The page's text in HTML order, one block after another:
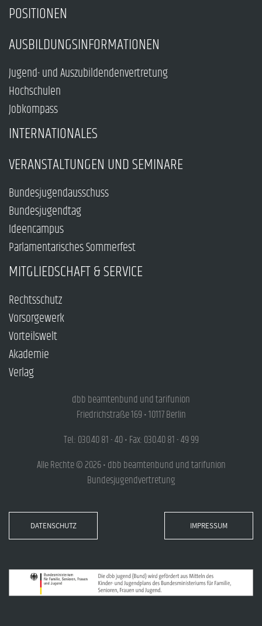
POSITIONEN
AUSBILDUNGSINFORMATIONEN
Jugend- und Auszubildendenvertretung
Hochschulen
Jobkompass
INTERNATIONALES
VERANSTALTUNGEN UND SEMINARE
Bundesjugendausschuss
Bundesjugendtag
Ideencampus
Parlamentarisches Sommerfest
MITGLIEDSCHAFT & SERVICE
Rechtsschutz
Vorsorgewerk
Vorteilswelt
Akademie
Verlag
dbb beamtenbund und tarifunion
Friedrichstraße 169 • 10117 Berlin
Tel.: 030.40 81 - 40 • Fax: 030.40 81 - 49 99
Alle Rechte © 2026 • dbb beamtenbund und tarifunion
Bundesjugendvertretung
DATENSCHUTZ IMPRESSUM